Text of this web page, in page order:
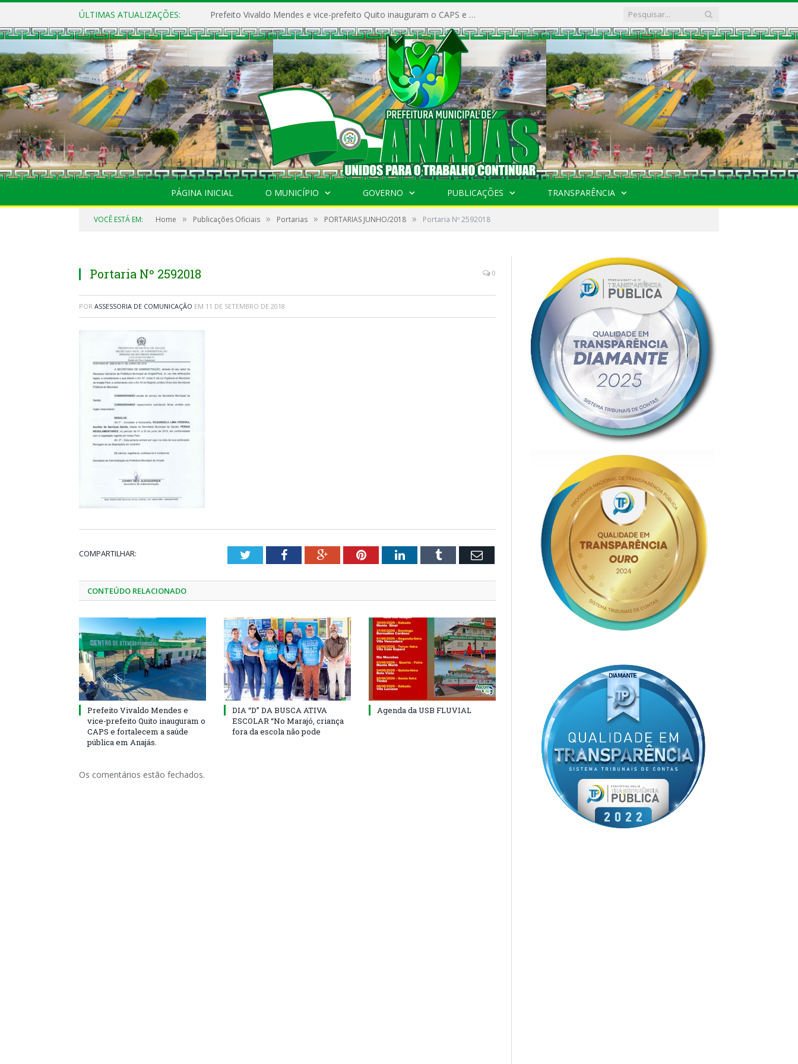
ÚLTIMAS ATUALIZAÇÕES: Prefeito Vivaldo Mendes e vice-prefeito Quito inauguram o CAPS e fortalecem a saúde pública em Anajás.
PÁGINA INICIAL O MUNICÍPIO GOVERNO PUBLICAÇÕES TRANSPARÊNCIA
VOCÊ ESTÁ EM: Home » Publicações Oficiais » Portarias » PORTARIAS JUNHO/2018 » Portaria Nº 2592018
Portaria Nº 2592018 0
POR ASSESSORIA DE COMUNICAÇÃO EM 11 DE SETEMBRO DE 2018
COMPARTILHAR: TwitterFacebookGoogle+PinterestLinkedInTumblr Email
CONTEÚDO RELACIONADO
Prefeito Vivaldo Mendes e
vice-prefeito Quito inauguram o
CAPS e fortalecem a saúde
pública em Anajás.
DIA “D” DA BUSCA ATIVA
ESCOLAR “No Marajó, criança
fora da escola não pode
Agenda da USB FLUVIAL
Os comentários estão fechados.